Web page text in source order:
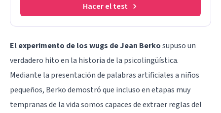
Hacer el test
El experimento de los wugs de Jean Berkosupuso un
verdadero hito en la historia de la psicolingüística.
Mediante la presentación de palabras artificiales a niños
pequeños, Berko demostró que incluso en etapas muy
tempranas de la vida somos capaces de extraer reglas del